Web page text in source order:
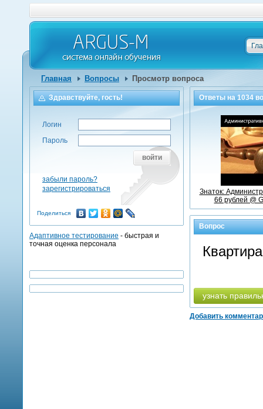
Главная Вопросы Просмотр вопроса
Ответы на1034
Знаток:
66 рублей @
Вопрос
узнать
Добавить
Здравствуйте, гость!
Логин
Пароль
войти
забыли пароль?
зарегистрироваться
Поделиться
Адаптивное тестирование - быстрая и
точная оценка персонала